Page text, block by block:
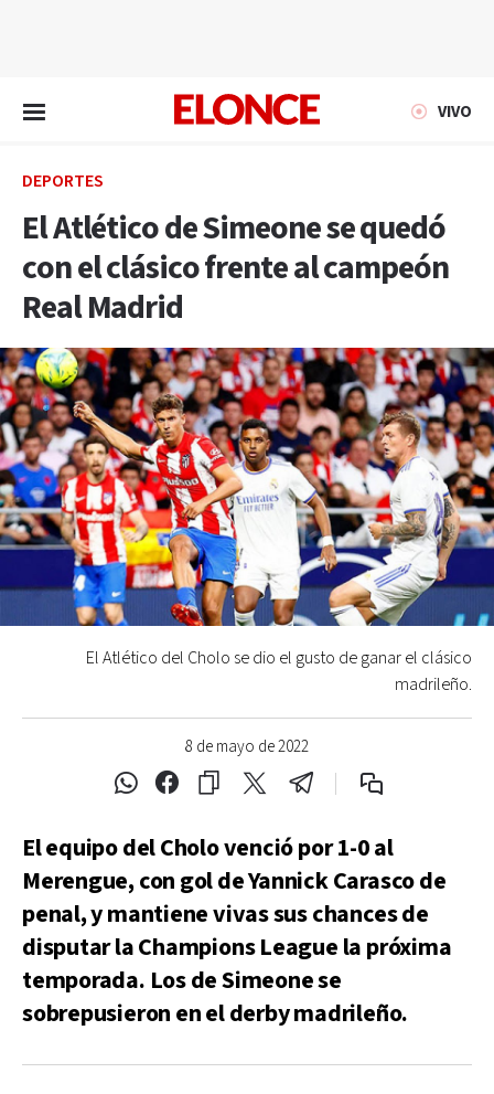
VIVO
DEPORTES
El Atlético de Simeone se quedó
con el clásico frente al campeón
Real Madrid
8 de mayo de 2022
El Atlético del Cholo se dio el gusto de ganar el clásico
madrileño.
El equipo del Cholo venció por 1-0 al
Merengue, con gol de Yannick Carasco de
penal, y mantiene vivas sus chances de
disputar la Champions League la próxima
temporada. Los de Simeone se
sobrepusieron en el derby madrileño.